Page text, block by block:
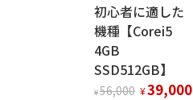
初心者に適した
機種【Corei5
4GB
SSD512GB】
¥56,000 ¥39,000